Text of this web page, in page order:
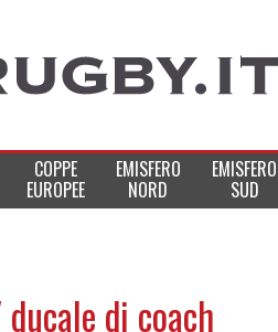
COPPE
EUROPEE
EMISFERO
NORD
EMISFERO
SUD
di coach